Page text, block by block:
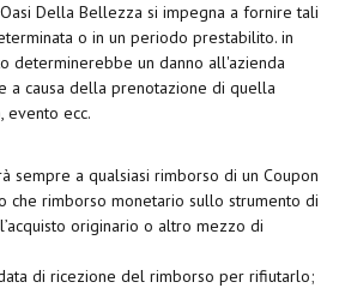
Della Bellezza si impegna a fornire tali
o in un periodo prestabilito. in
determinerebbe un danno all'azienda
a causa della prenotazione di quella
evento ecc.
sempre a qualsiasi rimborso di un Coupon
che rimborso monetario sullo strumento di
originario o altro mezzo di
di ricezione del rimborso per rifiutarlo;